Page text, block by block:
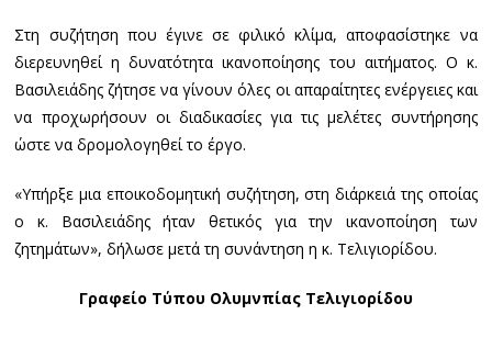
Στη συζήτηση που έγινε σε φιλικό κλίμα, αποφασίστηκε να
διερευνηθεί η δυνατότητα ικανοποίησης του αιτήματος. Ο κ.
Βασιλειάδης ζήτησε να γίνουν όλες οι απαραίτητες ενέργειες και
να προχωρήσουν οι διαδικασίες για τις μελέτες συντήρησης
ώστε να δρομολογηθεί το έργο.
«Υπήρξε μια εποικοδομητική συζήτηση, στη διάρκειά της οποίας
ο κ. Βασιλειάδης ήταν θετικός για την ικανοποίηση των
ζητημάτων», δήλωσε μετά τη συνάντηση η κ. Τελιγιορίδου.
Γραφείο Τύπου Ολυμνπίας Τελιγιορίδου